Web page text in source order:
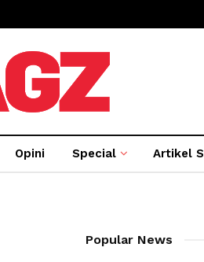
Opini Special Artikel
Popular News